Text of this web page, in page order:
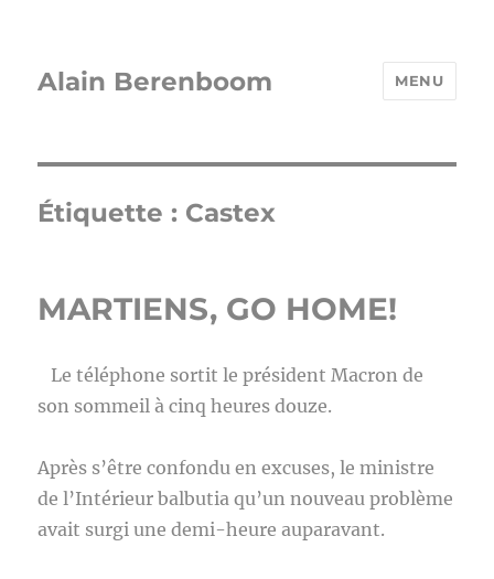
Alain Berenboom MENU
Étiquette : Castex
MARTIENS, GO HOME!
Le téléphone sortit le président Macron de
son sommeil à cinq heures douze.
Après s’être confondu en excuses, le ministre
de l’Intérieur balbutia qu’un nouveau problème
avait surgi une demi-heure auparavant.